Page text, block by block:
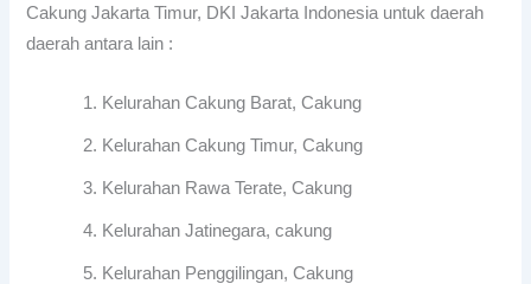
Cakung Jakarta Timur, DKI Jakarta Indonesia untuk daerah
daerah antara lain :
Kelurahan Cakung Barat, Cakung
Kelurahan Cakung Timur, Cakung
Kelurahan Rawa Terate, Cakung
Kelurahan Jatinegara, cakung
Kelurahan Penggilingan, Cakung